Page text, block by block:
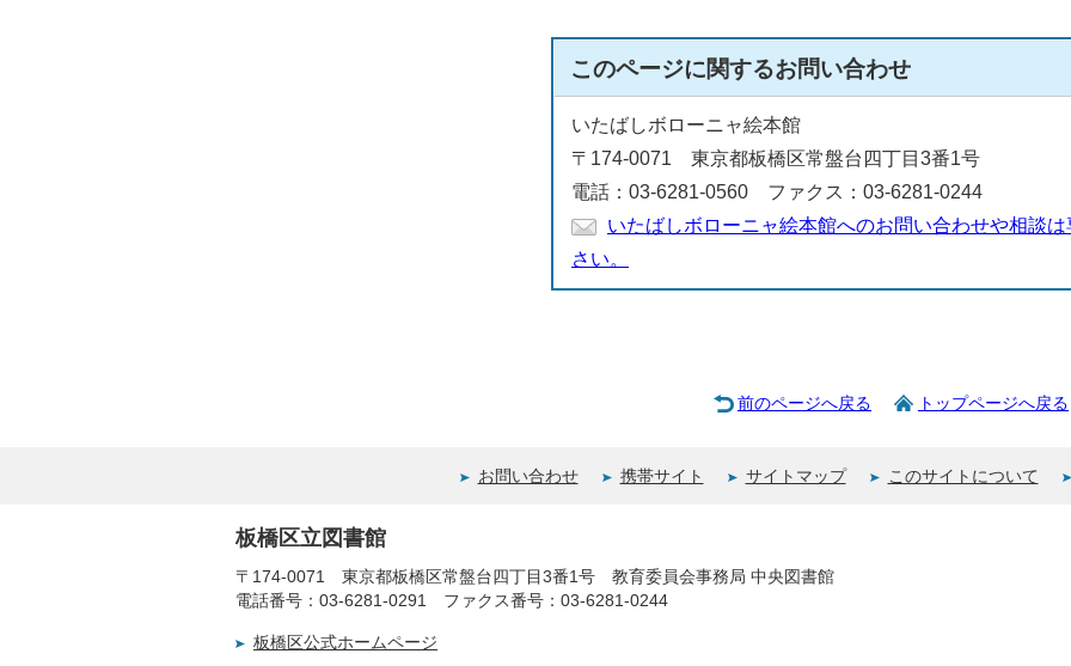
このページに関するお問い合わせ
いたばしボローニャ絵本館
〒174-0071 東京都板橋区常盤台四丁目3番1号
電話：03-6281-0560 ファクス：03-6281-0244
いたばしボローニャ絵本館へのお問い合わせや相談
さい。
前のページへ戻る トップページへ戻る
お問い合わせ 携帯サイト サイトマップ このサイトについて
板橋区立図書館
〒174-0071 東京都板橋区常盤台四丁目3番1号 教育委員会事務局 中央図書館
電話番号：03-6281-0291 ファクス番号：03-6281-0244
板橋区公式ホームページ